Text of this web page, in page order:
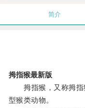
简介
拇指猴最新版
拇指猴，又称拇指
型猴类动物。